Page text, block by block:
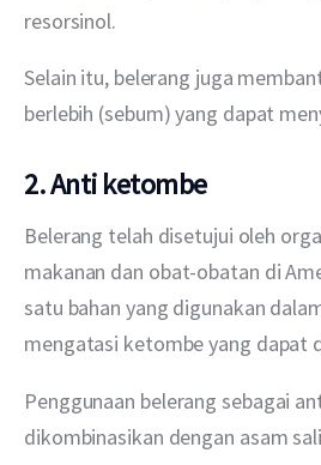
resorsinol.
Selain itu, belerang juga
berlebih (sebum) yang dapat
2. Anti ketombe
Belerang telah disetujui oleh
makanan dan obat-obatan di
satu bahan yang digunakan
mengatasi ketombe yang dapat
Penggunaan belerang sebagai
dikombinasikan dengan asam